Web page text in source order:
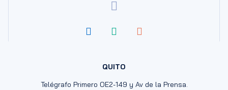
QUITO
Telégrafo Primero OE2-149 y Av de la Prensa.